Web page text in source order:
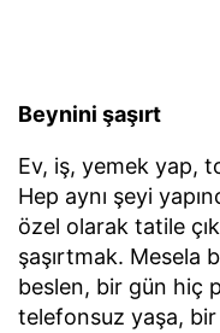
Beynini şaşırt
Ev, iş, yemek yap,
Hep aynı şeyi
özel olarak tatile
şaşırtmak. Mesela
beslen, bir gün hiç
telefonsuz yaşa, bir